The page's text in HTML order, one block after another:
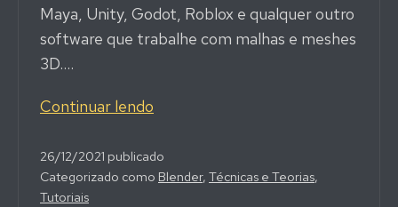
Maya, Unity, Godot, Roblox e qualquer outro
software que trabalhe com malhas e meshes
3D.…
Continuar lendo
é
UV,
26/12/2021 publicado
Categorizado como Blender, Técnicas e Teorias,
Tutoriais